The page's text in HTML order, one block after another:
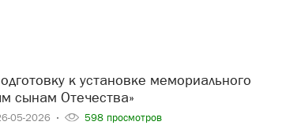
сынам Отечества»
05-2026 598 просмотров